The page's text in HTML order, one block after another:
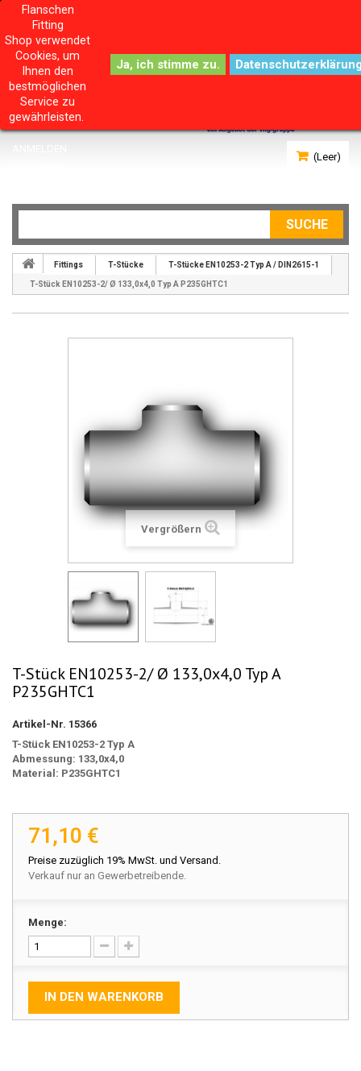
(Leer)
SUCHE
Flanschen
Fitting
Shop verwendet
Cookies, um
Ihnen den
bestmöglichen
Service zu
gewährleisten.
Fittings T-Stücke T-Stücke EN10253-2 Typ A / DIN2615-1
T-Stück EN10253-2/ Ø 133,0x4,0 Typ A P235GHTC1
Vergrößern
T-Stück EN10253-2/ Ø 133,0x4,0 Typ A
P235GHTC1
Artikel-Nr. 15366
T-Stück EN10253-2 Typ A
Abmessung: 133,0x4,0
Material: P235GHTC1
71,10 €
Preise zuzüglich 19% MwSt. und Versand.
Verkauf nur an Gewerbetreibende.
Menge:
IN DEN WARENKORB